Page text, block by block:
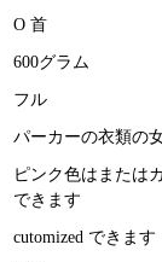
O 首
600グラム
フル
パーカーの衣類の
ピンク色はまたは
できます
cutomized できます